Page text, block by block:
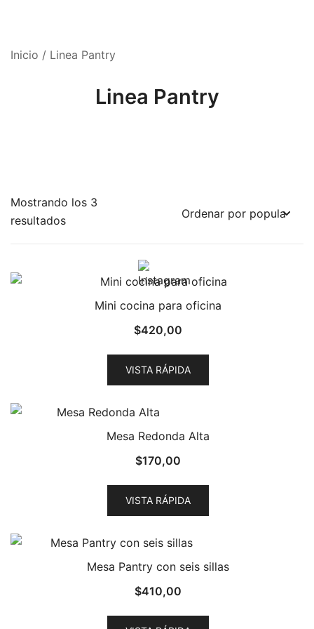
Inicio / Linea Pantry
Linea Pantry
Mostrando los 3
resultadosOrdenado
Mini cocina para oficina
$420,00
VISTA RÁPIDA
Mesa Redonda Alta
$170,00
VISTA RÁPIDA
Mesa Pantry con seis sillas
$410,00